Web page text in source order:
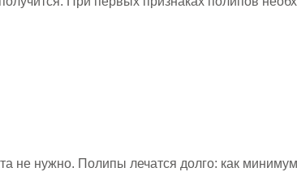
не нужно. Полипы лечатся долго: как